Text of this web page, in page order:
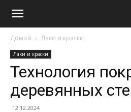
Домой Лаки и краски
Лаки и краски
Технология
деревянных
12.12.2024